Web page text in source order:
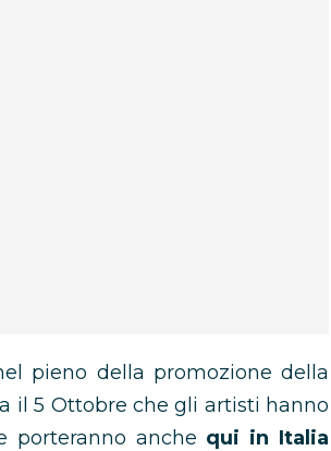
pieno della promozione della
il 5 Ottobre che gli artisti hanno
porteranno anche qui in Italia